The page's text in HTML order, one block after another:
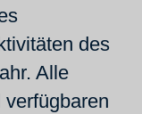
des
Alle